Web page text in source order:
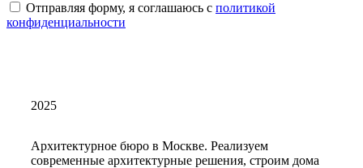
Отправляя форму, я соглашаюсь с политикой
конфиденциальности
2025
Архитектурное бюро в Москве. Реализуем
современные архитектурные решения, строим дома